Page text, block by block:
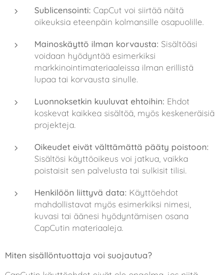
Sublicensointi: CapCut voi siirtää näitä
oikeuksia eteenpäin kolmansille osapuolille.
Mainoskäyttö ilman korvausta: Sisältöäsi
voidaan hyödyntää esimerkiksi
markkinointimateriaaleissa ilman erillistä
lupaa tai korvausta sinulle.
Luonnoksetkin kuuluvat ehtoihin: Ehdot
koskevat kaikkea sisältöä, myös keskeneräisiä
projekteja.
Oikeudet eivät välttämättä pääty poistoon:
Sisältösi käyttöoikeus voi jatkua, vaikka
poistaisit sen palvelusta tai sulkisit tilisi.
Henkilöön liittyvä data: Käyttöehdot
mahdollistavat myös esimerkiksi nimesi,
kuvasi tai äänesi hyödyntämisen osana
CapCutin materiaaleja.
Miten sisällöntuottaja voi suojautua?